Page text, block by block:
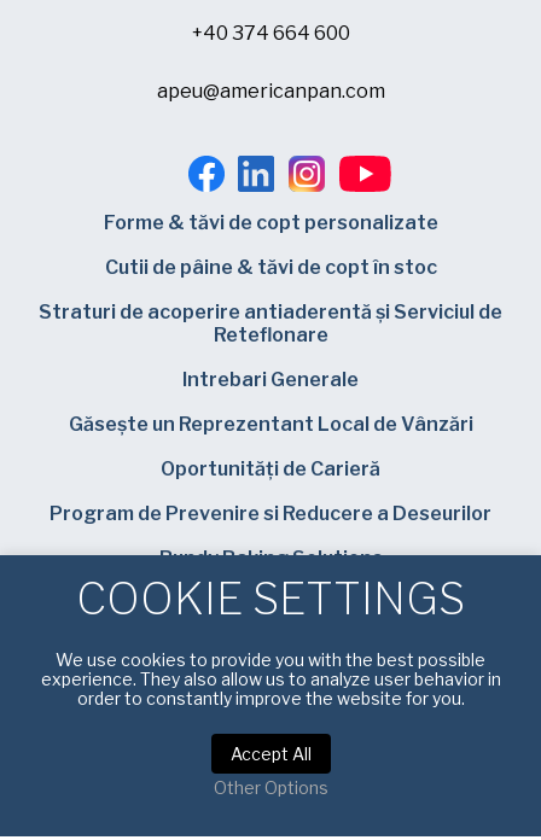
+40 374 664 600
apeu@americanpan.com
Forme & tăvi de copt personalizate
Cutii de pâine & tăvi de copt în stoc
Straturi de acoperire antiaderentă și Serviciul de
Reteflonare
Intrebari Generale
Găsește un Reprezentant Local de Vânzări
Oportunități de Carieră
Program de Prevenire si Reducere a Deseurilor
Bundy Baking Solutions
utilizare
COOKIE SETTINGS
We use cookies to provide you with the best possible
experience. They also allow us to analyze user behavior in
order to constantly improve the website for you.
Accept All
Other Options